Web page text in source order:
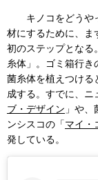
キノコをどうや
材にするために、ま
初のステップとなる
糸体」。ゴミ箱行き
菌糸体を植えつける
成する。すでに、ニ
ブ・デザイン 」や
ンシスコの「マイ・
発している。